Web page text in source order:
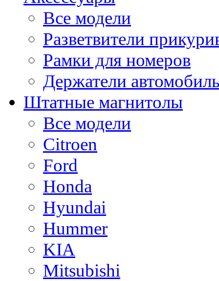
Все модели
Разветвители
Рамки для номеров
Держатели
Штатные магнитолы
Все модели
Citroen
Ford
Honda
Hyundai
Hummer
KIA
Mitsubishi